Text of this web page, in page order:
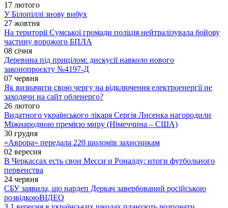
17 лютого
У Білопіллі знову вибух
27 жовтня
На території Сумської громади поліція нейтралізувала бойову
частину ворожого БПЛА
08 січня
Деревина під прицілом: дискусії навколо нового
законопроєкту №4197-Д
07 червня
Як визначити свою чергу на відключення електроенергії не
заходячи на сайт обленерго?
26 лютого
Видатного українського лікаря Сергія Лисенка нагородили
Міжнародною премією миру (Німеччина – США)
30 грудня
«Аврора» передала 220 шоломів захисникам
02 вересня
В Черкассах есть свои Месси и Роналду: итоги футбольного
первенства
24 червня
СБУ заявила, що нардеп Деркач завербований російською
розвідкоюВІДЕО